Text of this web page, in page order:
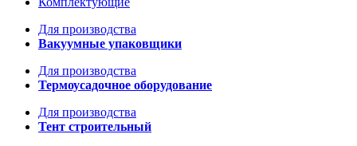
Для производства
Вакуумные упаковщики
Для производства
Термоусадочное оборудование
Для производства
Тент строительный